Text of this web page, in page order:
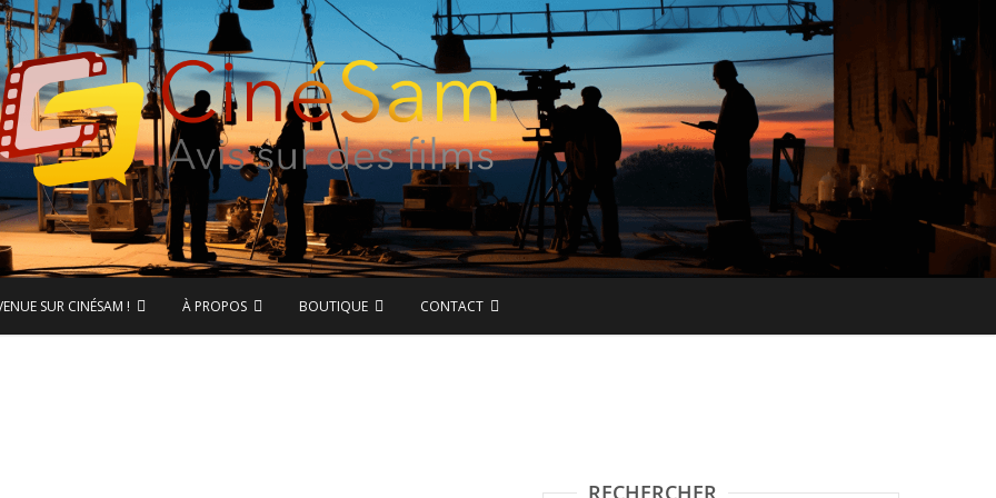
de données CinéSam
SUR CINÉSAM ! À PROPOS BOUTIQUE CONTACT
RECHERCHER